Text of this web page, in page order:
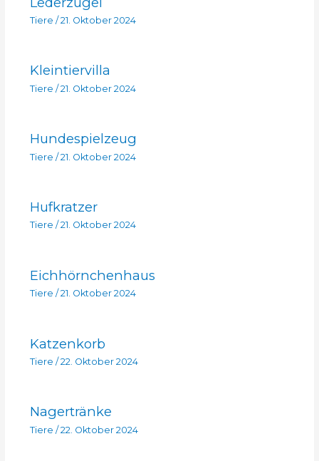
Tiere / 21. Oktober 2024
Kleintiervilla
Tiere / 21. Oktober 2024
Hundespielzeug
Tiere /21. Oktober 2024
Hufkratzer
Tiere / 21. Oktober 2024
Eichhörnchenhaus
Tiere / 21. Oktober 2024
Katzenkorb
Tiere / 22. Oktober 2024
Nagertränke
Tiere / 22. Oktober 2024